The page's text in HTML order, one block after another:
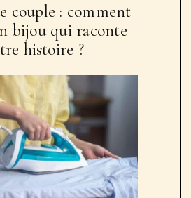
couple : comment
bijou qui raconte
histoire ?